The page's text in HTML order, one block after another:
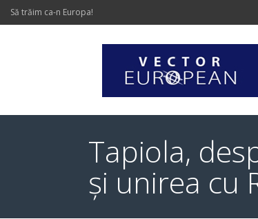
Să trăim ca-n Europa!
Tapiola,
și unirea cu